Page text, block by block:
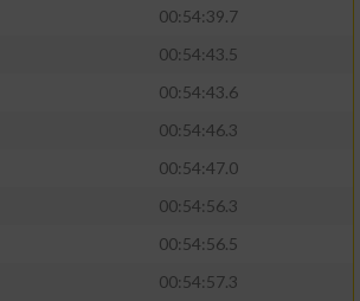
00:54:39.7
00:54:43.5
00:54:43.6
00:54:46.3
00:54:47.0
00:54:56.3
00:54:56.5
00:54:57.3
Daten zur Auswahl
Standortdaten